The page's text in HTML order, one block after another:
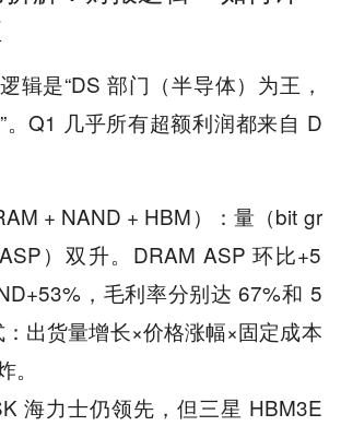
辑是“DS 部门（半导体）为王，
。Q1 几乎所有超额利润都来自 D
+ NAND + HBM）：量（bit gr
）双升。DRAM ASP 环比+5
，毛利率分别达 67%和 5
出货量增长×价格涨幅×固定成本
海力士仍领先，但三星 HBM3E